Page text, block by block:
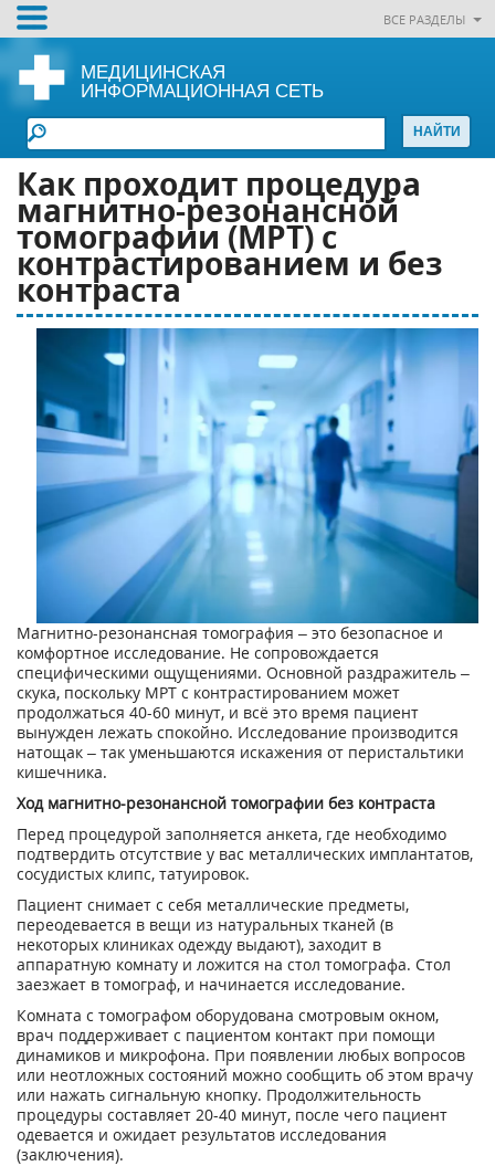
ВСЕ РАЗДЕЛЫ
МЕДИЦИНСКАЯ
ИНФОРМАЦИОННАЯ СЕТЬ
Как проходит процедура
магнитно-резонансной
томографии (МРТ) с
контрастированием и без
контраста
Магнитно-резонансная томография – это безопасное и
комфортное исследование. Не сопровождается
специфическими ощущениями. Основной раздражитель –
скука, поскольку МРТ с контрастированием может
продолжаться 40-60 минут, и всё это время пациент
вынужден лежать спокойно. Исследование производится
натощак – так уменьшаются искажения от перистальтики
кишечника.
Ход магнитно-резонансной томографии без контраста
Перед процедурой заполняется анкета, где необходимо
подтвердить отсутствие у вас металлических имплантатов,
сосудистых клипс, татуировок.
Пациент снимает с себя металлические предметы,
переодевается в вещи из натуральных тканей (в
некоторых клиниках одежду выдают), заходит в
аппаратную комнату и ложится на стол томографа. Стол
заезжает в томограф, и начинается исследование.
Комната с томографом оборудована смотровым окном,
врач поддерживает с пациентом контакт при помощи
динамиков и микрофона. При появлении любых вопросов
или неотложных состояний можно сообщить об этом врачу
или нажать сигнальную кнопку. Продолжительность
процедуры составляет 20-40 минут, после чего пациент
одевается и ожидает результатов исследования
(заключения).